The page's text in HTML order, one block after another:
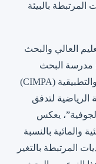
بالبيئة
العالي والبحث
مدرسة البحث
التابعة للمركز الدولي للرياضيات البحثية والتطبيقية (CIMPA)
لتدفق
يعكس
والمائية بالنسبة
المرتبطة بالتغير